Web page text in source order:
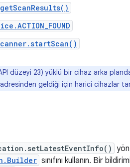
düzeyi 23) yüklü bir cihaz arka
geldiği için harici cihazlar
sınıfını kullanın. Bir